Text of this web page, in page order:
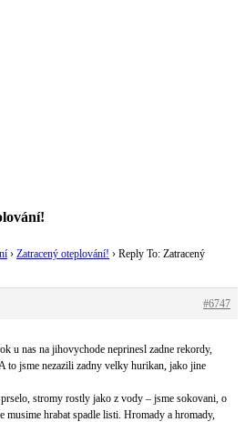
› Zatracený oteplování! › Reply To: Zatracený
#6747
u nas na jihovychode neprinesl zadne rekordy,
to jsme nezazili zadny velky hurikan, jako jine
stromy rostly jako z vody – jsme sokovani, o
musime hrabat spadle listi. Hromady a hromady,